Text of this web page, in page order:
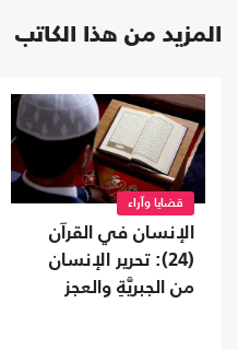
المزيد من هذا الكاتب
قضايا وآراء
الإنسان في القرآن
(24): تحرير الإنسان
من الجبريَّةِ والعجز